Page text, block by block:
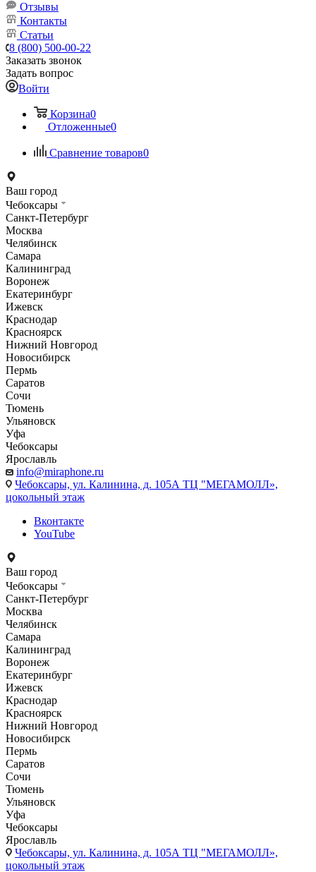
Отзывы
Контакты
Статьи
8 (800) 500-00-22
Заказать звонок
Задать вопрос
Войти
Корзина0
Отложенные0
Сравнение товаров0
Ваш город
Чебоксары
Санкт-Петербург
Москва
Челябинск
Самара
Калининград
Воронеж
Екатеринбург
Ижевск
Краснодар
Красноярск
Нижний Новгород
Новосибирск
Пермь
Саратов
Сочи
Тюмень
Ульяновск
Уфа
Чебоксары
Ярославль
info@miraphone.ru
Чебоксары, ул. Калинина, д. 105А ТЦ "МЕГАМОЛЛ»,
цокольный этаж
Вконтакте
YouTube
Ваш город
Чебоксары
Санкт-Петербург
Москва
Челябинск
Самара
Калининград
Воронеж
Екатеринбург
Ижевск
Краснодар
Красноярск
Нижний Новгород
Новосибирск
Пермь
Саратов
Сочи
Тюмень
Ульяновск
Уфа
Чебоксары
Ярославль
Чебоксары, ул. Калинина, д. 105А ТЦ "МЕГАМОЛЛ»,
цокольный этаж